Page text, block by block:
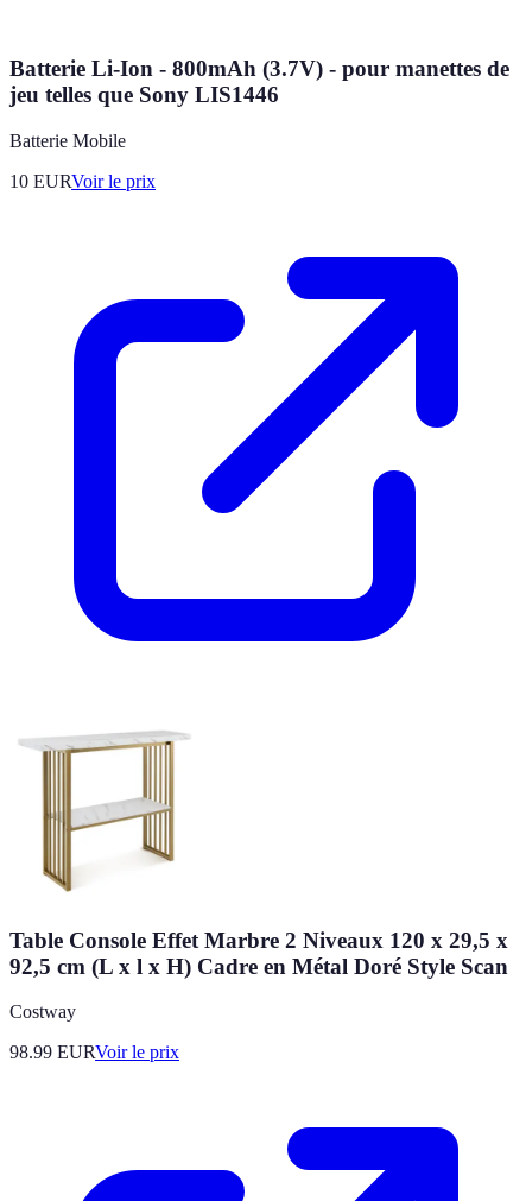
Batterie Li-Ion - 800mAh (3.7V) - pour manettes de
jeu telles que Sony LIS1446
Batterie Mobile
10 EURVoir le prix
Table Console Effet Marbre 2 Niveaux 120 x 29,5 x
92,5 cm (L x l x H) Cadre en Métal Doré Style Scan
Costway
98.99 EURVoir le prix